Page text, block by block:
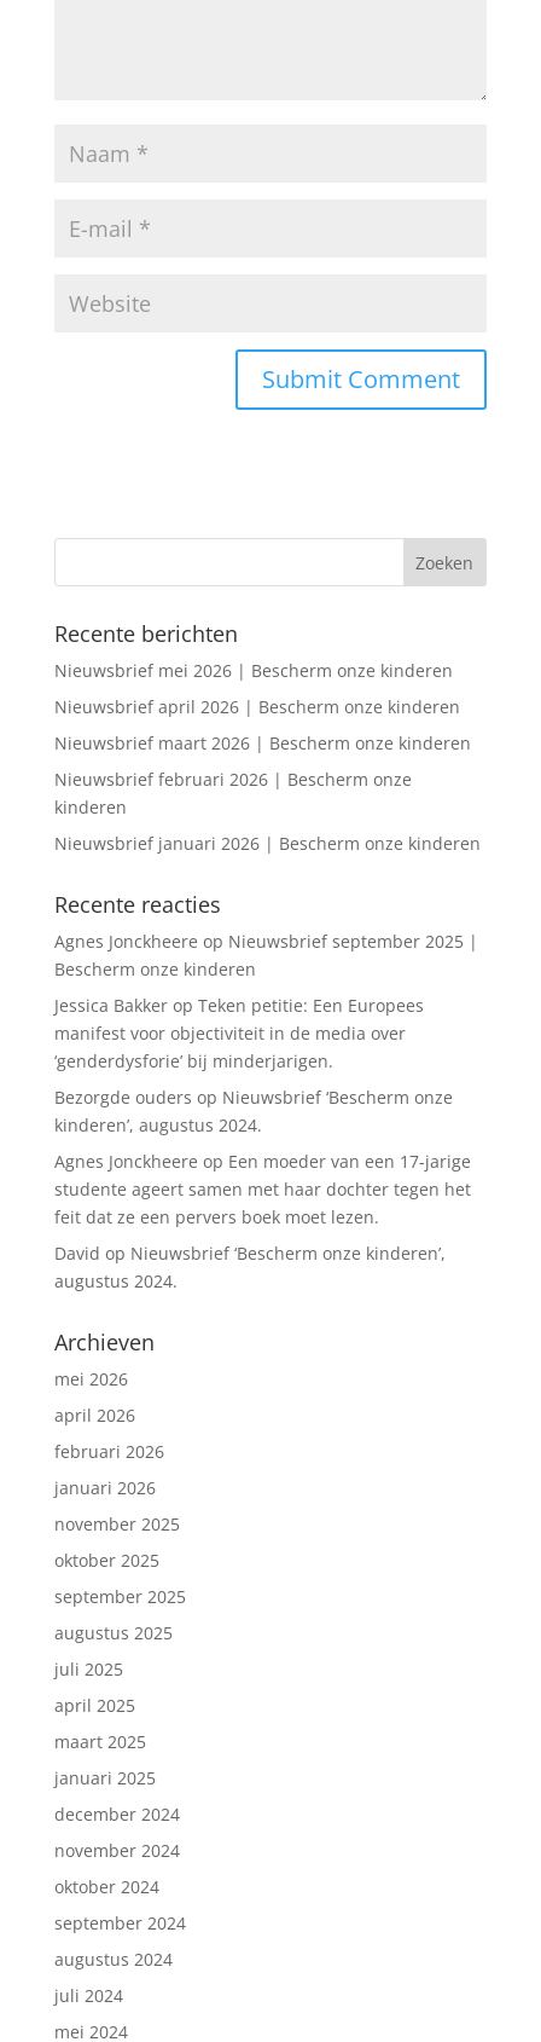
Recente berichten
Nieuwsbrief mei 2026 | Bescherm onze kinderen
Nieuwsbrief april 2026 | Bescherm onze kinderen
Nieuwsbrief maart 2026 | Bescherm onze kinderen
Nieuwsbrief februari 2026 | Bescherm onze
kinderen
Nieuwsbrief januari 2026 | Bescherm onze kinderen
Recente reacties
Agnes Jonckheere op Nieuwsbrief september 2025 |
Bescherm onze kinderen
Jessica Bakkerop Teken petitie: Een Europees
manifest voor objectiviteit in de media over
‘genderdysforie’ bij minderjarigen.
Bezorgde ouders op Nieuwsbrief ‘Bescherm onze
kinderen’, augustus 2024.
Agnes Jonckheere op Een moeder van een 17-jarige
studente ageert samen met haar dochter tegen het
feit dat ze een pervers boek moet lezen.
David op Nieuwsbrief ‘Bescherm onze kinderen’,
augustus 2024.
Archieven
mei 2026
april 2026
februari 2026
januari 2026
november 2025
oktober 2025
september 2025
augustus 2025
juli 2025
april 2025
maart 2025
januari 2025
december 2024
november 2024
oktober 2024
september 2024
augustus 2024
juli 2024
mei 2024